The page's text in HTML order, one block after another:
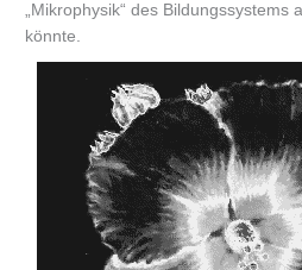
„Mikrophysik“ des Bildungssystems
könnte.